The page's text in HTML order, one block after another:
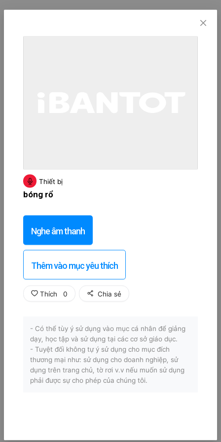
Thiết bị
bóng rổ
Nghe âm thanh
Thêm vào mục yêu thích
Thích 0 Chia sẻ
- Có thể tùy ý sử dụng vào mục cá nhân để giảng
dạy, học tập và sử dụng tại các cơ sở giáo dục.
- Tuyệt đối không tự ý sử dụng cho mục đích
thương mại như: sử dụng cho doanh nghiệp, sử
dụng trên trang chủ, tờ rơi v.v nếu muốn sử dụng
phải được sự cho phép của chúng tôi.